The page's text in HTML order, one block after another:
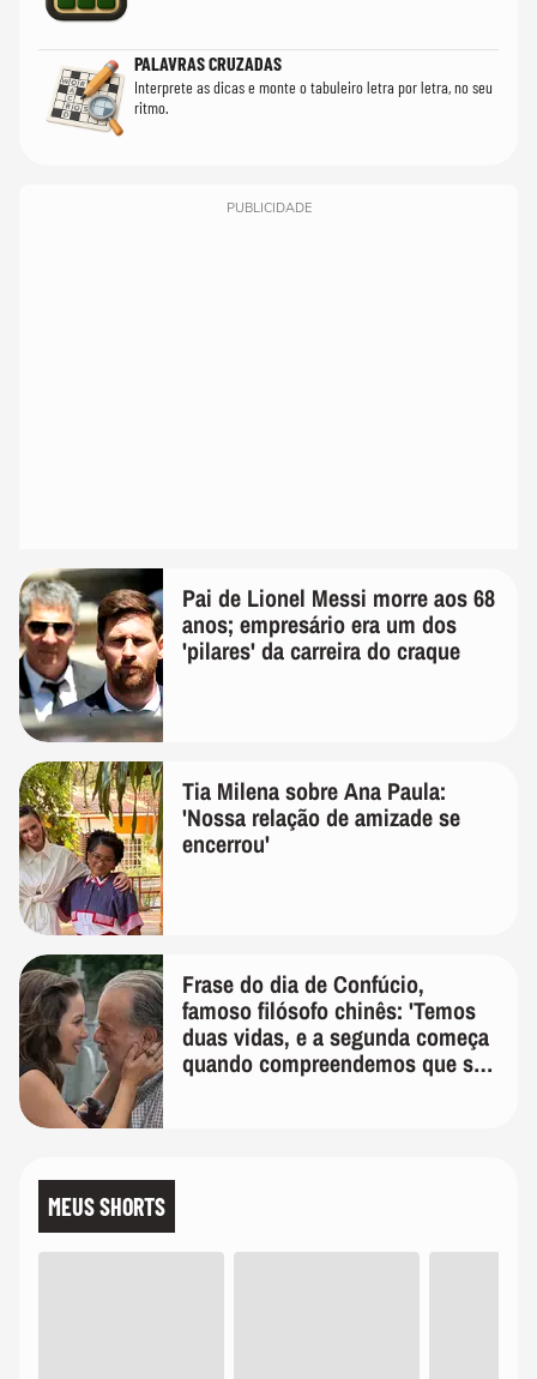
PALAVRAS CRUZADAS
Interprete as dicas e monte o tabuleiro letra por letra, no seu
ritmo.
PUBLICIDADE
Pai de Lionel Messi morre aos 68
anos; empresário era um dos
'pilares' da carreira do craque
Tia Milena sobre Ana Paula:
'Nossa relação de amizade se
encerrou'
Frase do dia de Confúcio,
famoso filósofo chinês: 'Temos
duas vidas, e a segunda começa
quando compreendemos que só
MEUS SHORTS